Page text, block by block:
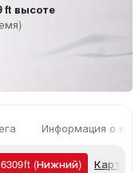
ft высоте
Информация о
6309ft (Нижний) Карты